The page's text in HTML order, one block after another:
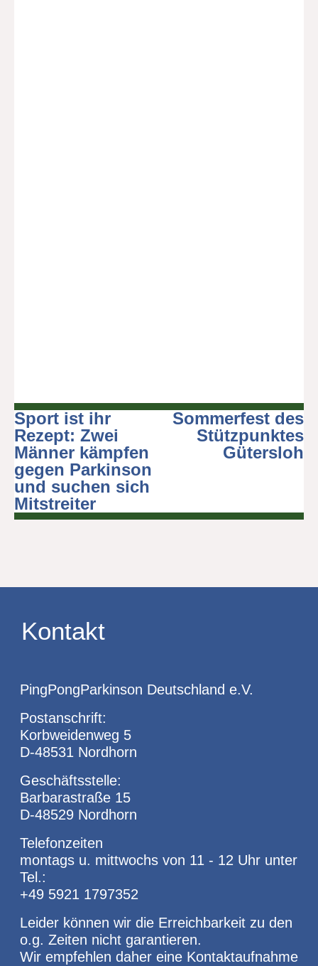
Beitragsnavigation
Sport ist ihr
Rezept: Zwei
Männer kämpfen
gegen Parkinson
und suchen sich
Mitstreiter
Sommerfest des
Stützpunktes
Gütersloh
Kontakt
PingPongParkinson Deutschland e.V.
Postanschrift:
Korbweidenweg 5
D-48531 Nordhorn
Geschäftsstelle:
Barbarastraße 15
D-48529 Nordhorn
Telefonzeiten
montags u. mittwochs von 11 - 12 Uhr unter
Tel.:
+49 5921 1797352
Leider können wir die Erreichbarkeit zu den
o.g. Zeiten nicht garantieren.
Wir empfehlen daher eine Kontaktaufnahme